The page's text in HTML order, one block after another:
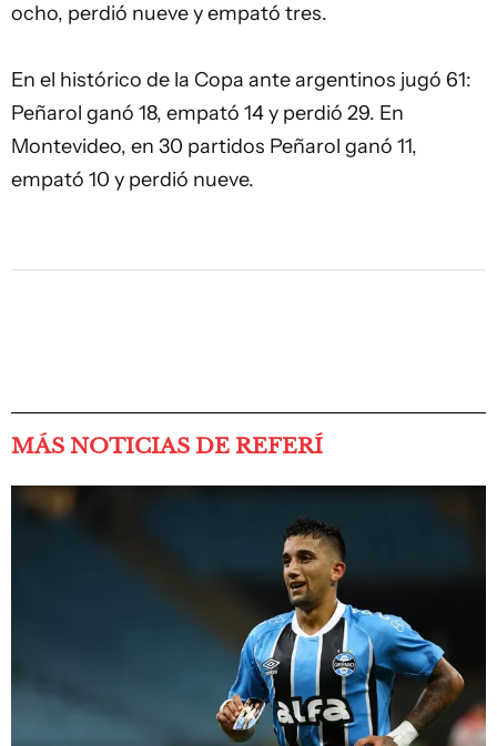
ocho, perdió nueve y empató tres.
En el histórico de la Copa ante argentinos jugó 61:
Peñarol ganó 18, empató 14 y perdió 29. En
Montevideo, en 30 partidos Peñarol ganó 11,
empató 10 y perdió nueve.
MÁS NOTICIAS DE REFERÍ